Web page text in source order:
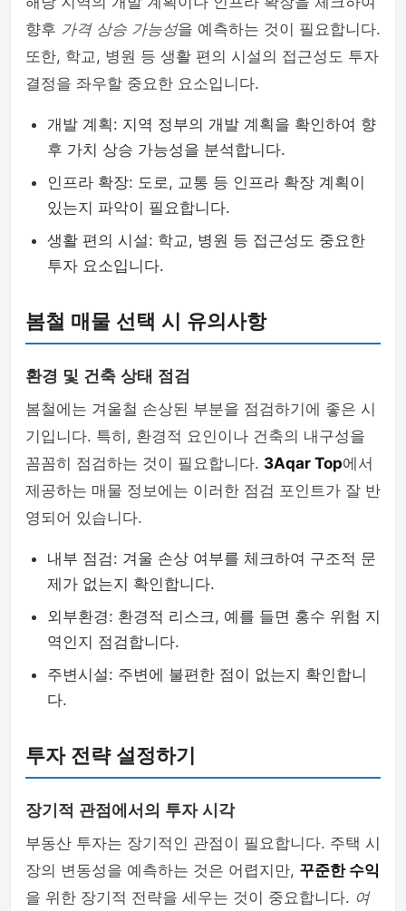
향후 가격 상승 가능성을 예측하는 것이 필요합니다.
또한, 학교, 병원 등 생활 편의 시설의 접근성도 투자
결정을 좌우할 중요한 요소입니다.
개발 계획: 지역 정부의 개발 계획을 확인하여 향
후 가치 상승 가능성을 분석합니다.
인프라 확장: 도로, 교통 등 인프라 확장 계획이
있는지 파악이 필요합니다.
생활 편의 시설: 학교, 병원 등 접근성도 중요한
투자 요소입니다.
봄철 매물 선택 시 유의사항
환경 및 건축 상태 점검
봄철에는 겨울철 손상된 부분을 점검하기에 좋은 시
기입니다. 특히, 환경적 요인이나 건축의 내구성을
꼼꼼히 점검하는 것이 필요합니다. 3Aqar Top에서
제공하는 매물 정보에는 이러한 점검 포인트가 잘 반
영되어 있습니다.
내부 점검: 겨울 손상 여부를 체크하여 구조적 문
제가 없는지 확인합니다.
외부환경: 환경적 리스크, 예를 들면 홍수 위험 지
역인지 점검합니다.
주변시설: 주변에 불편한 점이 없는지 확인합니
다.
투자 전략 설정하기
장기적 관점에서의 투자 시각
부동산 투자는 장기적인 관점이 필요합니다. 주택 시
장의 변동성을 예측하는 것은 어렵지만, 꾸준한 수익
을 위한 장기적 전략을 세우는 것이 중요합니다. 여